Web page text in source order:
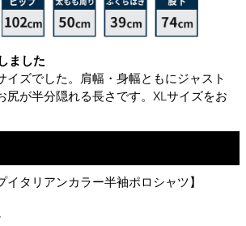
ました
イズでした。肩幅・身幅ともにジャスト
尻が半分隠れる長さです。XLサイズをお
イタリアンカラー半袖ポロシャツ】